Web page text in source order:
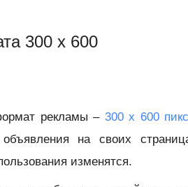
300 x 600
рекламы – 300 x 600
на своих
изменятся.